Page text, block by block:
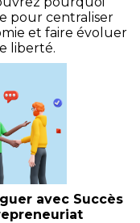
pour centraliser
et faire évoluer
liberté.
avec Succès